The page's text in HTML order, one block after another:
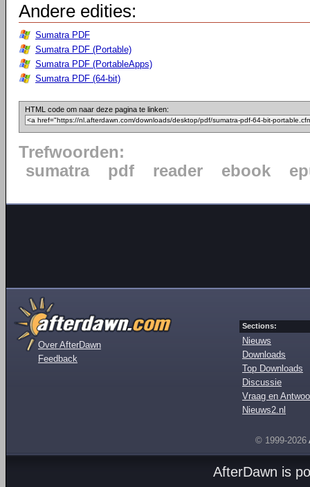
Andere edities:
Sumatra PDF
Sumatra PDF (Portable)
Sumatra PDF (PortableApps)
Sumatra PDF (64-bit)
HTML code om naar deze pagina te linken:
Trefwoorden:
sumatra
pdf reader ebook
Over AfterDawn
Feedback
Sections:
Nieuws
Downloads
Top Downloads
Discussie
Vraag en
Nieuws2.nl
© 1999-2026
AfterDawn is